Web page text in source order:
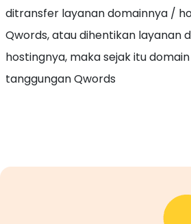
ditransfer layanan domainnya /
Qwords, atau dihentikan layanan
hostingnya, maka sejak itu
tanggungan Qwords